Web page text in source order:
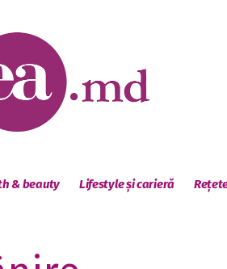
& beauty Lifestyle și carieră